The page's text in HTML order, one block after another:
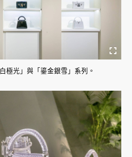
極光」與「鎏金銀雪」系列。